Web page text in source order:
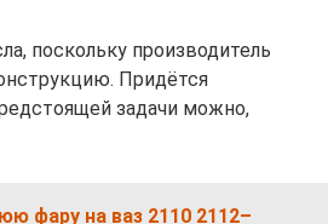
поскольку производитель
Придётся
задачи можно,
фару на ваз 2110 2112–